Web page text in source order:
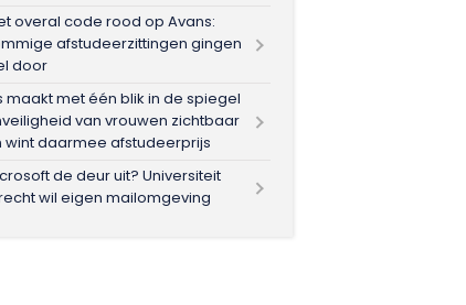
overal code rood op Avans:
afstudeerzittingen gingen
door
maakt met één blik in de spiegel
van vrouwen zichtbaar
wint daarmee afstudeerprijs
de deur uit? Universiteit
wil eigen mailomgeving